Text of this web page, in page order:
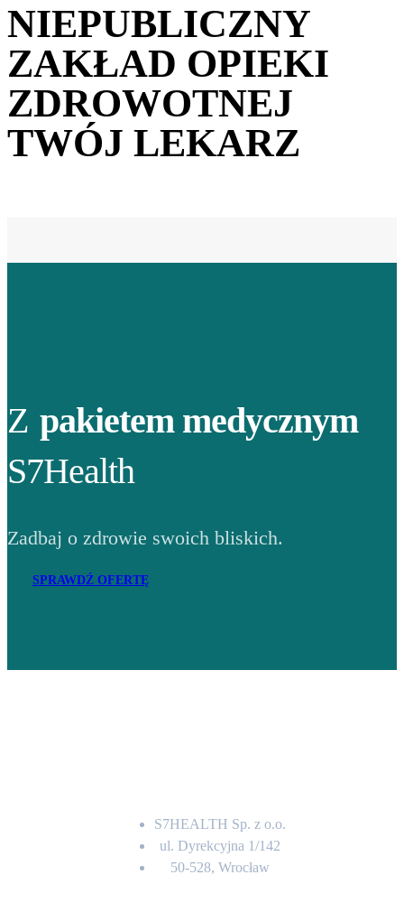
NIEPUBLICZNY
ZAKŁAD OPIEKI
ZDROWOTNEJ
TWÓJ LEKARZ
Z pakietem medycznym
S7Health
Zadbaj o zdrowie swoich bliskich.
SPRAWDŹ OFERTĘ
S7HEALTH Sp. z o.o.
ul. Dyrekcyjna 1/142
50-528, Wrocław